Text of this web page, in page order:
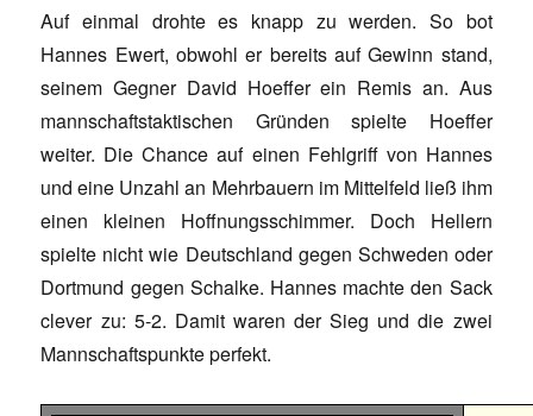
Auf einmal drohte es knapp zu werden. So bot
Hannes Ewert, obwohl er bereits auf Gewinn stand,
seinem Gegner David Hoeffer ein Remis an. Aus
mannschaftstaktischen Gründen spielte Hoeffer
weiter. Die Chance auf einen Fehlgriff von Hannes
und eine Unzahl an Mehrbauern im Mittelfeld ließ ihm
einen kleinen Hoffnungsschimmer. Doch Hellern
spielte nicht wie Deutschland gegen Schweden oder
Dortmund gegen Schalke. Hannes machte den Sack
clever zu: 5-2. Damit waren der Sieg und die zwei
Mannschaftspunkte perfekt.